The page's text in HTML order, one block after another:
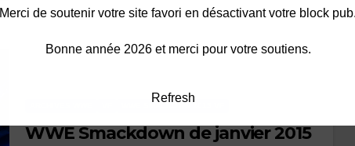
WWE Smackdown de janvier 2015
Merci de soutenir votre site favori en désactivant votre block
Bonne année 2026 et merci pour votre soutiens.
Refresh